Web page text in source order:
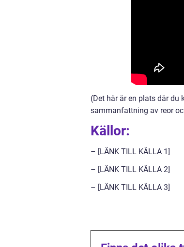
(Det här är en plats där du
sammanfattning av reor
Källor:
– [LÄNK TILL KÄLLA 1]
– [LÄNK TILL KÄLLA 2]
– [LÄNK TILL KÄLLA 3]